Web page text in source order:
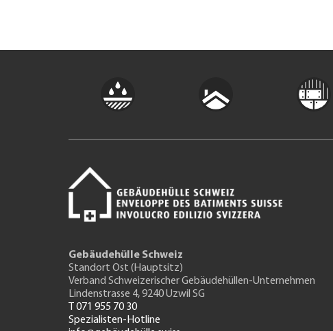
Gebäudehülle Schweiz
Standort Ost (Hauptsitz)
Verband Schweizerischer Gebäudehüllen-Unternehmen
Lindenstrasse 4, 9240 Uzwil SG
T 071 955 70 30
Spezialisten-Hotline